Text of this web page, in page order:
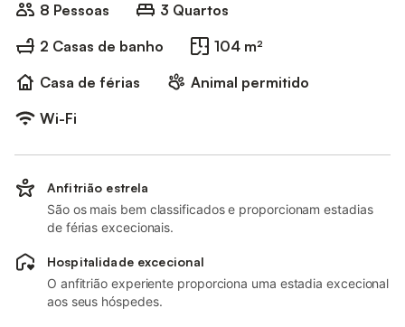
8 Pessoas
3 Quartos
2 Casas de banho
104 m²
Casa de férias
Animal permitido
Wi-Fi
Anfitrião estrela
São os mais bem classificados e proporcionam estadias
de férias excecionais.
Hospitalidade excecional
O anfitrião experiente proporciona uma estadia excecional
aos seus hóspedes.